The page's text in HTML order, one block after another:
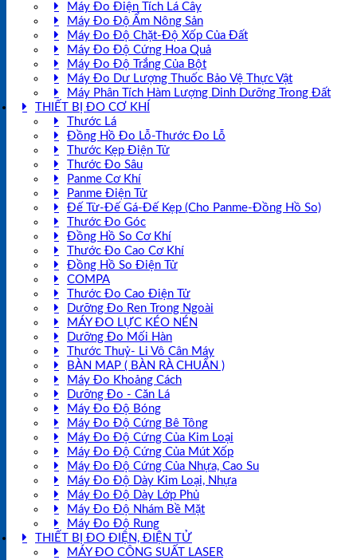
Máy Đo Điện Tích Lá Cây
Máy Đo Độ Ẩm Nông Sản
Máy Đo Độ Chặt-Độ Xốp Của Đất
Máy Đo Độ Cứng Hoa Quả
Máy Đo Độ Trắng Của Bột
Máy Đo Dư Lượng Thuốc Bảo Vệ Thực Vật
Máy Phân Tích Hàm Lượng Dinh Dưỡng Trong Đất
THIẾT BỊ ĐO CƠ KHÍ
Thước Lá
Đồng Hồ Đo Lỗ-Thước Đo Lỗ
Thước Kẹp Điện Tử
Thước Đo Sâu
Panme Cơ Khí
Panme Điện Tử
Đế Từ-Đế Gá-Đế Kẹp (Cho Panme-Đồng Hồ So)
Thước Đo Góc
Đồng Hồ So Cơ Khí
Thước Đo Cao Cơ Khí
Đồng Hồ So Điện Tử
COMPA
Thước Đo Cao Điện Tử
Dưỡng Đo Ren Trong Ngoài
MÁY ĐO LỰC KÉO NÉN
Dưỡng Đo Mối Hàn
Thước Thuỷ- Li Vô Cân Máy
BÀN MAP ( BÀN RÀ CHUẨN )
Máy Đo Khoảng Cách
Dưỡng Đo - Căn Lá
Máy Đo Độ Bóng
Máy Đo Độ Cứng Bê Tông
Máy Đo Độ Cứng Của Kim Loại
Máy Đo Độ Cứng Của Mút Xốp
Máy Đo Độ Cứng Của Nhựa, Cao Su
Máy Đo Độ Dày Kim Loại, Nhựa
Máy Đo Độ Dày Lớp Phủ
Máy Đo Độ Nhám Bề Mặt
Máy Đo Độ Rung
THIẾT BỊ ĐO ĐIỆN, ĐIỆN TỬ
MÁY ĐO CÔNG SUẤT LASER